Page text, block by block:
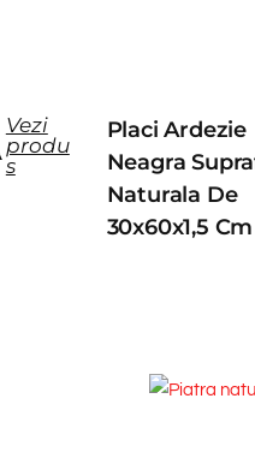
Vezi
produ
s
Placi Ardezie
Neagra
Naturala De
30x60x1,5 Cm